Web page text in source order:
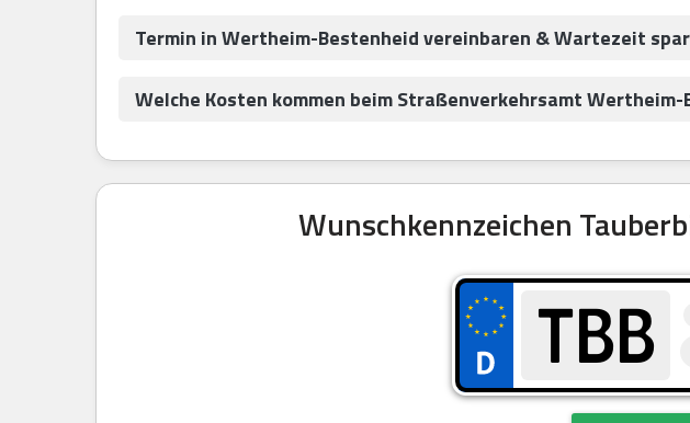
Termin in Wertheim-Bestenheid vereinbaren & Wartezeit
Welche Kosten kommen beim Straßenverkehrsamt
Wunschkennzeichen